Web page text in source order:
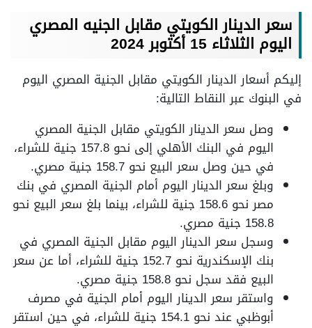
سعر الدينار الكويتي مقابل الجنيه المصري
اليوم الثلاثاء 15 أكتوبر 2024
إليكم أسعار الدينار الكويتي مقابل الجنية المصري اليوم
في البنوك عبر النقاط التالية:
وصل سعر الدينار الكويتي مقابل الجنية المصري
اليوم في البنك الأهلي إلى نحو 157.8 جنية للشراء،
في حين وصل سعر البيع نحو 158.7 جنية مصري.
وبلغ سعر الدينار اليوم أمام الجنية المصري في بنك
مصر نحو 158.6 جنية للشراء، بينما بلغ سعر البيع نحو
158.8 جنية مصري.
وسجل سعر الدينار اليوم مقابل الجنية المصري في
بنك الإسكندرية نحو 152.7 جنية للشراء، أما عن سعر
البيع فقد سجل نحو 158.8 جنية مصري.
واستقر سعر الدينار اليوم أمام الجنية في مصرف
أبوظبي عند نحو 154.1 جنية للشراء، في حين استقر